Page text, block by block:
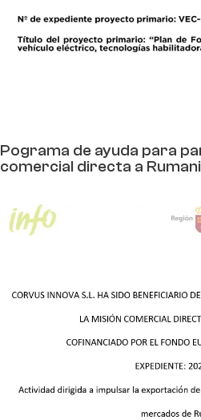
Pograma de ayuda para
comercial directa a